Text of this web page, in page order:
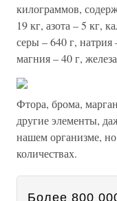
килограммов,
19 кг, азота – 5 кг,
серы – 640 г, натрия
магния – 40 г,
Фтора, брома,
другие элементы,
нашем организме,
количествах.
Более 800